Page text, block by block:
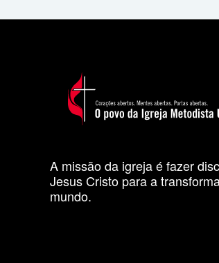
A missão da igreja é fazer
Jesus Cristo para a
mundo.